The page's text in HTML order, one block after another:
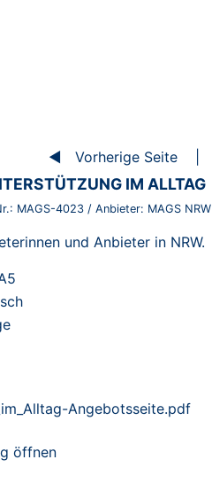
Vorherige Seite
IM ALLTAG
MAGS-4023 / Anbieter: MAGS NRW
und Anbieter in NRW.
Angebotsseite.pdf
öffnen